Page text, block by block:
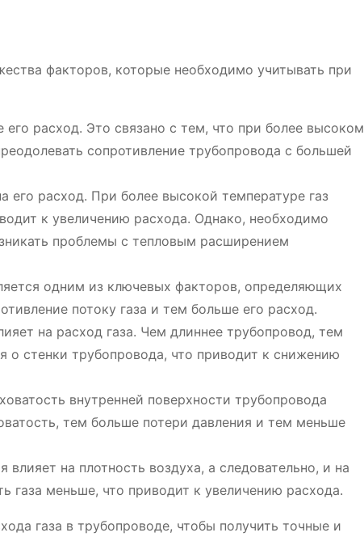
факторов, которые необходимо учитывать при
расход. Это связано с тем, что при более высоком
сопротивление трубопровода с большей
его расход. При более высокой температуре газ
к увеличению расхода. Однако, необходимо
проблемы с тепловым расширением
одним из ключевых факторов, определяющих
потоку газа и тем больше его расход.
на расход газа. Чем длиннее трубопровод, тем
о стенки трубопровода, что приводит к снижению
внутренней поверхности трубопровода
тем больше потери давления и тем меньше
на плотность воздуха, а следовательно, и на
газа меньше, что приводит к увеличению расхода.
газа в трубопроводе, чтобы получить точные и